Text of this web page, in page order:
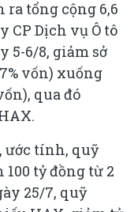
ra tổng cộng 6,6
CP Dịch vụ Ô tô
5-6/8, giảm sở
vốn) xuống
qua đó
ước tính, quỹ
tỷ đồng từ 2
25/7, quỹ